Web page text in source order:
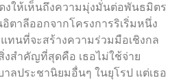
งให้เห็นถึงความมุ่งมั่นต่อพันธมิตร
ตาลีออกจากโครงการริเริ่มหนึ่ง
ทนที่จะสร้างความร่วมมือเชิงกล
สำคัญที่สุดคือ เธอไม่ใช้จ่าย
ลประชานิยมอื่นๆ ในยุโรป แต่เธอ